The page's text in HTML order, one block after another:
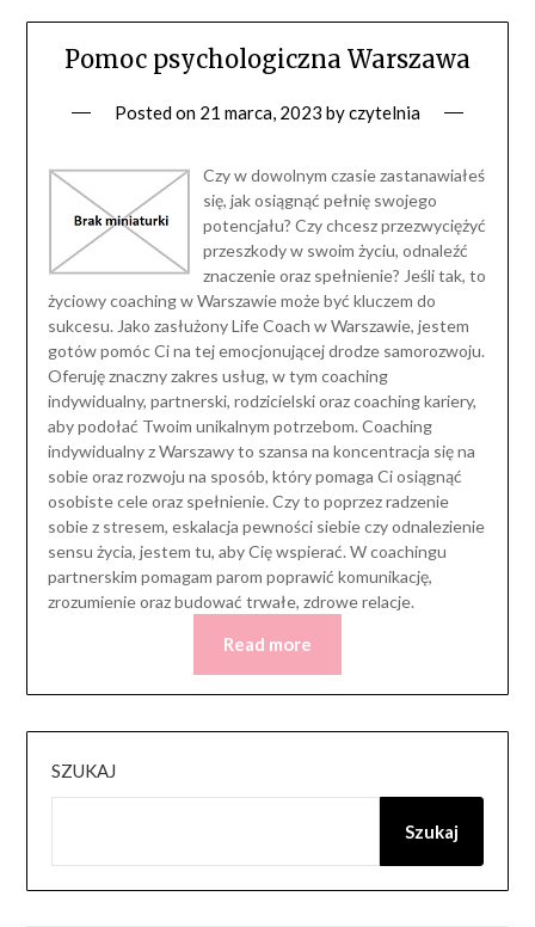
Pomoc psychologiczna Warszawa
Posted on 21 marca, 2023 byczytelnia
Czy w dowolnym czasie zastanawiałeś
się, jak osiągnąć pełnię swojego
potencjału? Czy chcesz przezwyciężyć
przeszkody w swoim życiu, odnaleźć
znaczenie oraz spełnienie? Jeśli tak, to
życiowy coaching w Warszawie może być kluczem do
sukcesu. Jako zasłużony Life Coach w Warszawie, jestem
gotów pomóc Ci na tej emocjonującej drodze samorozwoju.
Oferuję znaczny zakres usług, w tym coaching
indywidualny, partnerski, rodzicielski oraz coaching kariery,
aby podołać Twoim unikalnym potrzebom. Coaching
indywidualny z Warszawy to szansa na koncentracja się na
sobie oraz rozwoju na sposób, który pomaga Ci osiągnąć
osobiste cele oraz spełnienie. Czy to poprzez radzenie
sobie z stresem, eskalacja pewności siebie czy odnalezienie
sensu życia, jestem tu, aby Cię wspierać. W coachingu
partnerskim pomagam parom poprawić komunikację,
zrozumienie oraz budować trwałe, zdrowe relacje.
Read more
SZUKAJ
Szukaj